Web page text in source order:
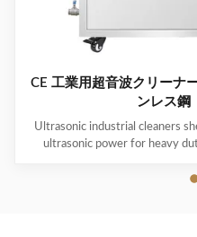
CE 工業用超音波クリーナ
ンレス鋼
Ultrasonic industrial cleaners
ultrasonic power for heavy
widely used in engine block,